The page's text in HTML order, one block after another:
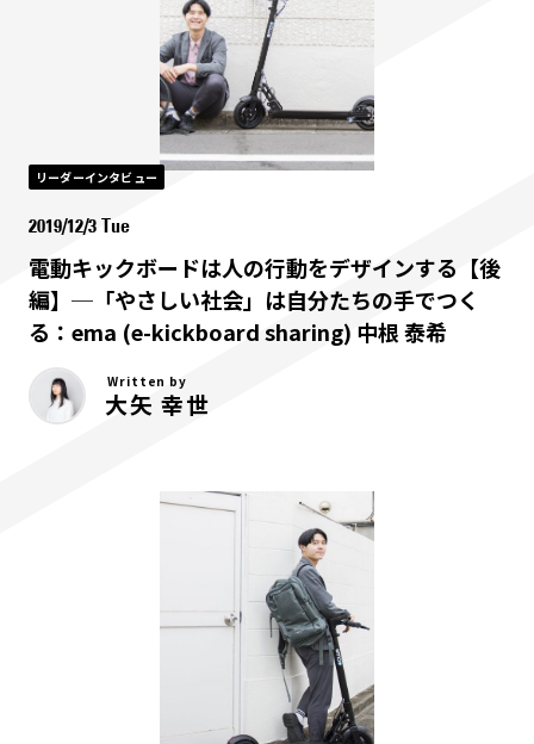
リーダーインタビュー
2019/12/3 Tue
電動キックボードは人の行動をデザインする【後
編】─「やさしい社会」は自分たちの手でつく
る：ema (e-kickboard sharing) 中根 泰希
Written by
大矢 幸世